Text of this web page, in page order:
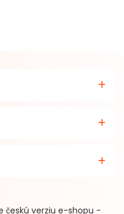
českú verziu e-shopu -